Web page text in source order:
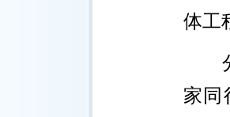
体工
分
家同